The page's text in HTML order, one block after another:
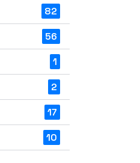
82
56
1
2
17
10